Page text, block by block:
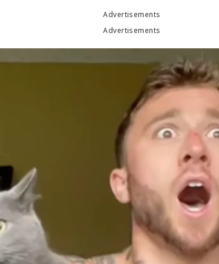
Advertisements
Advertisements